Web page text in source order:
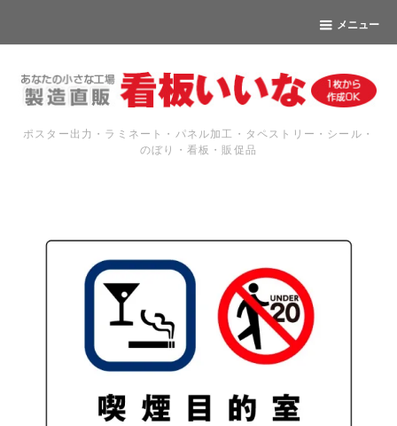
メニュー
ポスター出力・ラミネート・パネル加工・タペストリー・シール・
のぼり・看板・販促品